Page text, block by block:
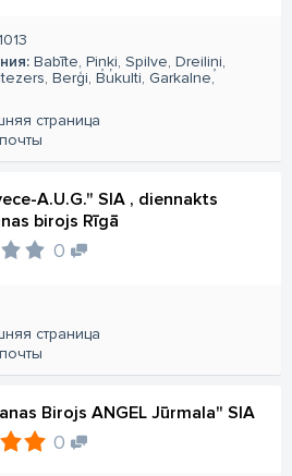
Babīte, Piņķi, Spilve, Dreiliņi,
Berģi, Bukulti, Garkalne,
страница
A.U.G." SIA , diennakts
birojs Rīgā
0
страница
Birojs ANGEL Jūrmala" SIA
0